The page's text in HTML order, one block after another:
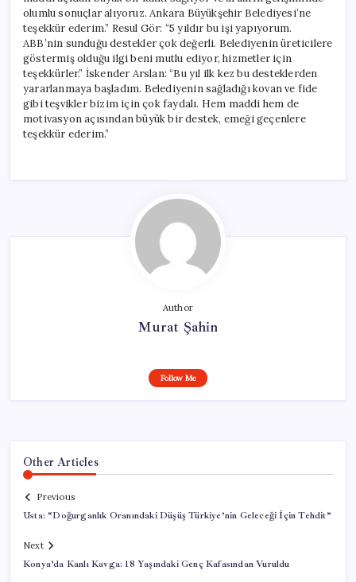
olumlu sonuçlar alıyoruz. Ankara Büyükşehir Belediyesi’ne
teşekkür ederim.” Resul Gör: “5 yıldır bu işi yapıyorum.
ABB’nin sunduğu destekler çok değerli. Belediyenin üreticilere
göstermiş olduğu ilgi beni mutlu ediyor, hizmetler için
teşekkürler.” İskender Arslan: “Bu yıl ilk kez bu desteklerden
yararlanmaya başladım. Belediyenin sağladığı kovan ve fide
gibi teşvikler bizim için çok faydalı. Hem maddi hem de
motivasyon açısından büyük bir destek, emeği geçenlere
teşekkür ederim.”
Author
Murat Şahin
Follow Me
Other Articles
Previous
Usta: “Doğurganlık Oranındaki Düşüş Türkiye’nin Geleceği İçin Tehdit”
Next
Konya’da Kanlı Kavga: 18 Yaşındaki Genç Kafasından Vuruldu